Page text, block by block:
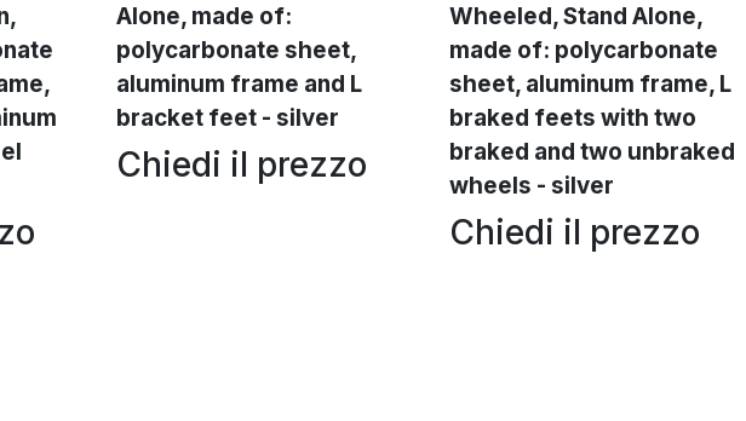
Alone, made of:
polycarbonate sheet,
aluminum frame and L
bracket feet - silver
Chiedi il prezzo
Wheeled, Stand Alone,
made of: polycarbonate
sheet, aluminum frame, L
braked feets with two
braked and two unbraked
wheels - silver
Chiedi il prezzo